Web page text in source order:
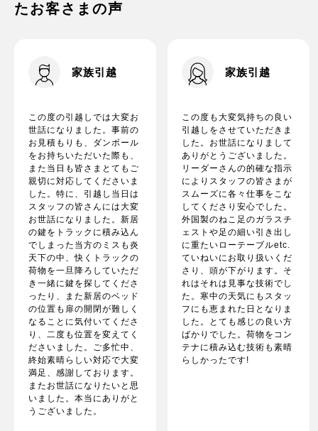
たお客さまの声
家族引越
この度の引越しでは大変お
世話になりました。事前の
お見積もりも、ダンボール
をお持ちいただいた際も、
また当日も皆さまとてもご
親切に対応してくださいま
した。特に、引越し当日は
スタッフの皆さんには大変
お世話になりました。新居
の鍵をトラックに積み込ん
でしまった当方のミスも炎
天下の中、快くトラックの
荷物を一旦降ろしていただ
き一緒に鍵を探してくださ
ったり、また新居のベッド
の位置も扉の開閉が難しく
なることに気付いてくださ
り、二度も位置を変えてく
ださいました。ご多忙中、
終始素晴らしい対応で大変
満足、感謝しております。
またお世話になりたいと思
いました。本当にありがと
うございました。
家族引越
この度も大変気持ちの良い
引越しをさせていただきま
した。お世話になりまして
ありがとうございました。
リーダーさんの的確な指示
によりスタッフの皆さまが
スムーズに各々仕事をこな
してくださり安心でした。
外国製のねこ足のガラスチ
ェストや足の細い引き出し
に重たいローテーブルetc.
ていねいにお取り扱いくだ
さり、頭が下がります。そ
れはそれは見事な技術でし
た。寒中の天気にもスタッ
フにも恵まれた日となりま
した。とても感じの良い方
ばかりでした。荷物をコン
テナに積み込む技術も素晴
らしかったです!